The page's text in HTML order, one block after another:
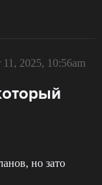
11, 2025, 10:56am
но зато